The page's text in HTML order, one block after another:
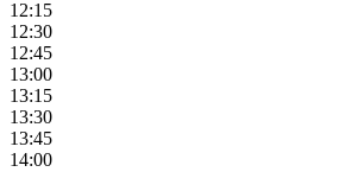
12:15
12:30
12:45
13:00
13:15
13:30
13:45
14:00